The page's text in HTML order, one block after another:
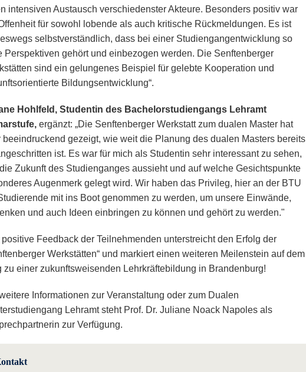
intensiven Austausch verschiedenster Akteure. Besonders positiv war
für sowohl lobende als auch kritische Rückmeldungen. Es ist
selbstverständlich, dass bei einer Studiengangentwicklung so
Perspektiven gehört und einbezogen werden. Die Senftenberger
sind ein gelungenes Beispiel für gelebte Kooperation und
Bildungsentwicklung“.
Hohlfeld, Studentin des Bachelorstudiengangs Lehramt
ergänzt: „Die Senftenberger Werkstatt zum dualen Master hat
beeindruckend gezeigt, wie weit die Planung des dualen Masters bereits
ist. Es war für mich als Studentin sehr interessant zu sehen,
Zukunft des Studienganges aussieht und auf welche Gesichtspunkte
Augenmerk gelegt wird. Wir haben das Privileg, hier an der BTU
mit ins Boot genommen zu werden, um unsere Einwände,
und auch Ideen einbringen zu können und gehört zu werden."
positive Feedback der Teilnehmenden unterstreicht den Erfolg der
Werkstätten“ und markiert einen weiteren Meilenstein auf dem
zu einer zukunftsweisenden Lehrkräftebildung in Brandenburg!
Informationen zur Veranstaltung oder zum Dualen
Lehramt steht Prof. Dr. Juliane Noack Napoles als
zur Verfügung.